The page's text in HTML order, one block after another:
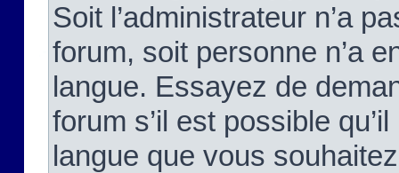
Soit l’administrateur n’a
forum, soit personne n’a
langue. Essayez de
forum s’il est possible
langue que vous